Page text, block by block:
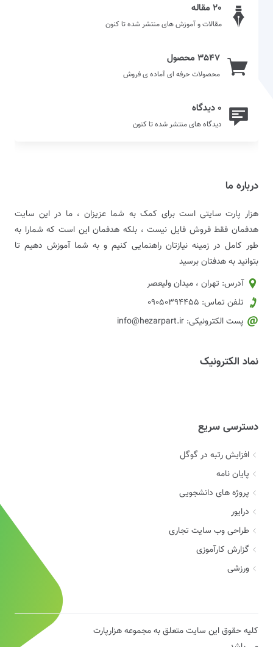
20 مقاله
مقالات و آموزش های منتشر شده تا کنون
3547 محصول
محصولات حرفه ای آماده ی فروش
0 دیدگاه
دیدگاه های منتشر شده تا کنون
درباره ما
هزار پارت سایتی است برای کمک به شما عزیزان ، ما در این سایت
هدفمان فقط فروش فایل نیست ، بلکه هدفمان این است که شمارا به
طور کامل در زمینه نیازتان راهنمایی کنیم و به شما آموزش دهیم تا
بتوانید به هدفتان برسید
آدرس: تهران ، میدان ولیعصر
تلفن تماس: 09050394455
پست الکترونیکی: info@hezarpart.ir
نماد الکترونیک
دسترسی سریع
افزایش رتبه در گوگل
پایان نامه
پروژه های دانشجویی
درایور
طراحی وب سایت تجاری
گزارش کارآموزی
ورزشی
کلیه حقوق این سایت متعلق به مجموعه هزارپارت